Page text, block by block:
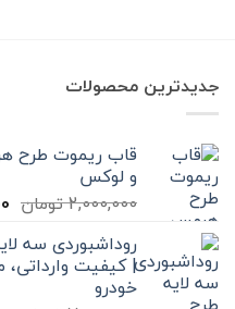
جدیدترین محصولات
و لوکس
2,000,000تومان
| کیفیت وارداتی،
خودرو